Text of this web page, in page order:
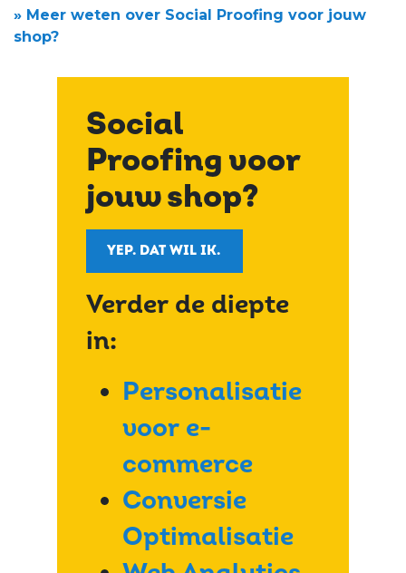
» Meer weten over Social Proofing voor jouw
shop?
Social
Proofing voor
jouw shop?
YEP. DAT WIL IK.
Verder de diepte
in:
Personalisatie
voor e-
commerce
Conversie
Optimalisatie